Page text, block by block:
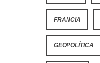
FRANCIA
GEOPOLÍTICA